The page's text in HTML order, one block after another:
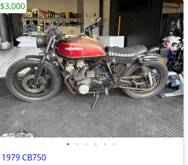
• • • • • •
1979 CB750
$3,000